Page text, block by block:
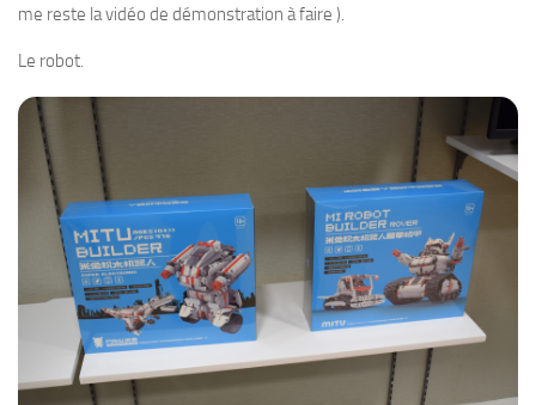
me reste la vidéo de démonstration à faire ).
Le robot.